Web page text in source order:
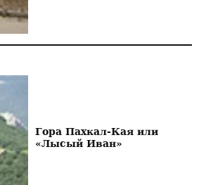
Гора Пахкал-Кая или
«Лысый Иван»